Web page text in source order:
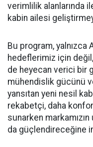
verimlilik alanlarında
kabin ailesi
Bu program, yalnızca
hedeflerimiz için
de heyecan verici bir
mühendislik gücünü
yansıtan yeni nesil
rekabetçi, daha
sunarken
da güçlendireceğine